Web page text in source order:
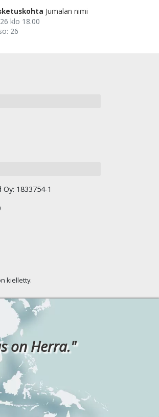
Jumalan nimi
klo 18.00
26
1833754-1
kielletty.
on Herra."